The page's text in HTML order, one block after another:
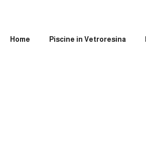
Home Piscine in Vetroresina